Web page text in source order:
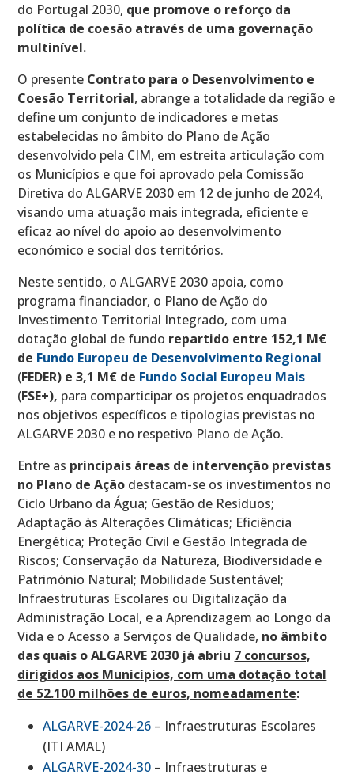
do Portugal 2030, que promove o reforço da
política de coesão através de uma governação
multinível.
O presente Contrato para o Desenvolvimento e
Coesão Territorial, abrange a totalidade da região e
define um conjunto de indicadores e metas
estabelecidas no âmbito do Plano de Ação
desenvolvido pela CIM, em estreita articulação com
os Municípios e que foi aprovado pela Comissão
Diretiva do ALGARVE 2030 em 12 de junho de 2024,
visando uma atuação mais integrada, eficiente e
eficaz ao nível do apoio ao desenvolvimento
económico e social dos territórios.
Neste sentido, o ALGARVE 2030 apoia, como
programa financiador, o Plano de Ação do
Investimento Territorial Integrado, com uma
dotação global de fundo repartido entre 152,1 M€
de Fundo Europeu de Desenvolvimento Regional
(FEDER) e 3,1 M€ de Fundo Social Europeu Mais
(FSE+), para comparticipar os projetos enquadrados
nos objetivos específicos e tipologias previstas no
ALGARVE 2030 e no respetivo Plano de Ação.
Entre as principais áreas de intervenção previstas
no Plano de Ação destacam-se os investimentos no
Ciclo Urbano da Água; Gestão de Resíduos;
Adaptação às Alterações Climáticas; Eficiência
Energética; Proteção Civil e Gestão Integrada de
Riscos; Conservação da Natureza, Biodiversidade e
Património Natural; Mobilidade Sustentável;
Infraestruturas Escolares ou Digitalização da
Administração Local, e a Aprendizagem ao Longo da
Vida e o Acesso a Serviços de Qualidade, no âmbito
das quais o ALGARVE 2030 já abriu 7 concursos,
dirigidos aos Municípios, com uma dotação total
de 52.100 milhões de euros, nomeadamente:
ALGARVE-2024-26 – Infraestruturas Escolares
(ITI AMAL)
ALGARVE-2024-30 – Infraestruturas e